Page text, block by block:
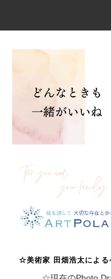
☆美術家 田畑浩太によ